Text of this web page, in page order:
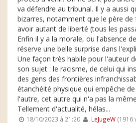
va défendre au tribunal. Il y a aussi
bizarres, notamment que le père de
avoir autant de liberté (tous les
Enfin il y a la morale, ou l'absence
réserve une belle surprise dans
Une façon très habile pour l'auteur
son sujet : le racisme, de celui qui
des gens des frontières
étanchéité physique qui empêche
l'autre, cet autre qui n'a pas la
Tellement d'actualité, hélas...
18/10/2023 à 21:20 LeJugeW(1916